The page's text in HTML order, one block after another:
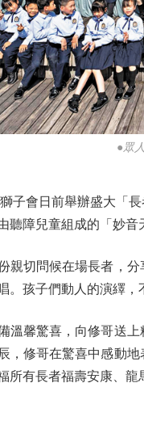
●眾
會日前舉辦盛大「長
聽障兒童組成的「妙
切問候在場長者，分
。孩子們動人的演繹
馨驚喜，向修哥送上
，修哥在驚喜中感動
有長者福壽安康、龍